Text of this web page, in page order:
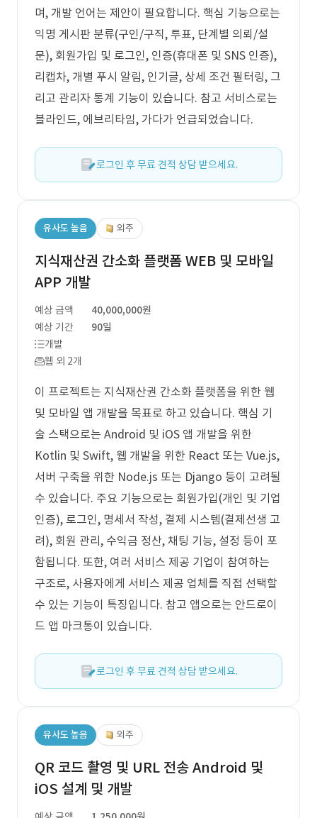
며, 개발 언어는 제안이 필요합니다. 핵심 기능으로는
익명 게시판 분류(구인/구직, 투표, 단계별 의뢰/설
문), 회원가입 및 로그인, 인증(휴대폰 및 SNS 인증),
리캡차, 개별 푸시 알림, 인기글, 상세 조건 필터링, 그
리고 관리자 통계 기능이 있습니다. 참고 서비스로는
블라인드, 에브리타임, 가다가 언급되었습니다.
로그인 후 무료 견적 상담 받으세요.
유사도 높음 외주
지식재산권 간소화 플랫폼 WEB 및 모바일
APP 개발
예상 금액
40,000,000원
예상 기간
90일
개발
웹 외 2개
이 프로젝트는 지식재산권 간소화 플랫폼을 위한 웹
및 모바일 앱 개발을 목표로 하고 있습니다. 핵심 기
술 스택으로는 Android 및 iOS 앱 개발을 위한
Kotlin 및 Swift, 웹 개발을 위한 React 또는 Vue.js,
서버 구축을 위한 Node.js 또는 Django 등이 고려될
수 있습니다. 주요 기능으로는 회원가입(개인 및 기업
인증), 로그인, 명세서 작성, 결제 시스템(결제선생 고
려), 회원 관리, 수익금 정산, 채팅 기능, 설정 등이 포
함됩니다. 또한, 여러 서비스 제공 기업이 참여하는
구조로, 사용자에게 서비스 제공 업체를 직접 선택할
수 있는 기능이 특징입니다. 참고 앱으로는 안드로이
드 앱 마크통이 있습니다.
로그인 후 무료 견적 상담 받으세요.
유사도 높음 외주
QR 코드 촬영 및 URL 전송 Android 및
iOS 설계 및 개발